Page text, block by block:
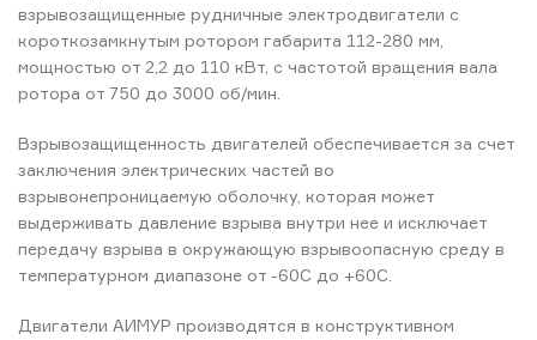
взрывозащищенные рудничные электродвигатели с
короткозамкнутым ротором габарита 112-280 мм,
мощностью от 2,2 до 110 кВт, с частотой вращения вала
ротора от 750 до 3000 об/мин.
Взрывозащищенность двигателей обеспечивается за счет
заключения электрических частей во
взрывонепроницаемую оболочку, которая может
выдерживать давление взрыва внутри нее и исключает
передачу взрыва в окружающую взрывоопасную среду в
температурном диапазоне от -60C до +60C.
Двигатели АИМУР производятся в конструктивном